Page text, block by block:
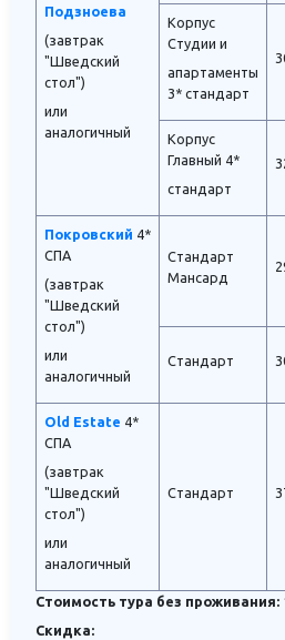
Подзноева
(завтрак
"Шведский
стол")
или
аналогичный
Корпус
Студии и
апартаменты
3* стандарт
Корпус
Главный 4*
стандарт
Покровский 4*
СПА
(завтрак
"Шведский
стол")
или
аналогичный
Стандарт
Мансард
Стандарт
Old Estate 4*
СПА
(завтрак
"Шведский
стол")
или
аналогичный
Стандарт
Стоимость тура без проживания:
Скидка: